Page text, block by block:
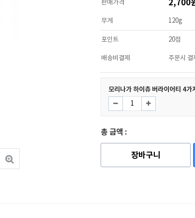
판매가격 2,700
무게 120g
포인트 20점
배송비결제 주문시 결
모리나가 하이츄 버라이어티 4
총 금액 :
장바구니